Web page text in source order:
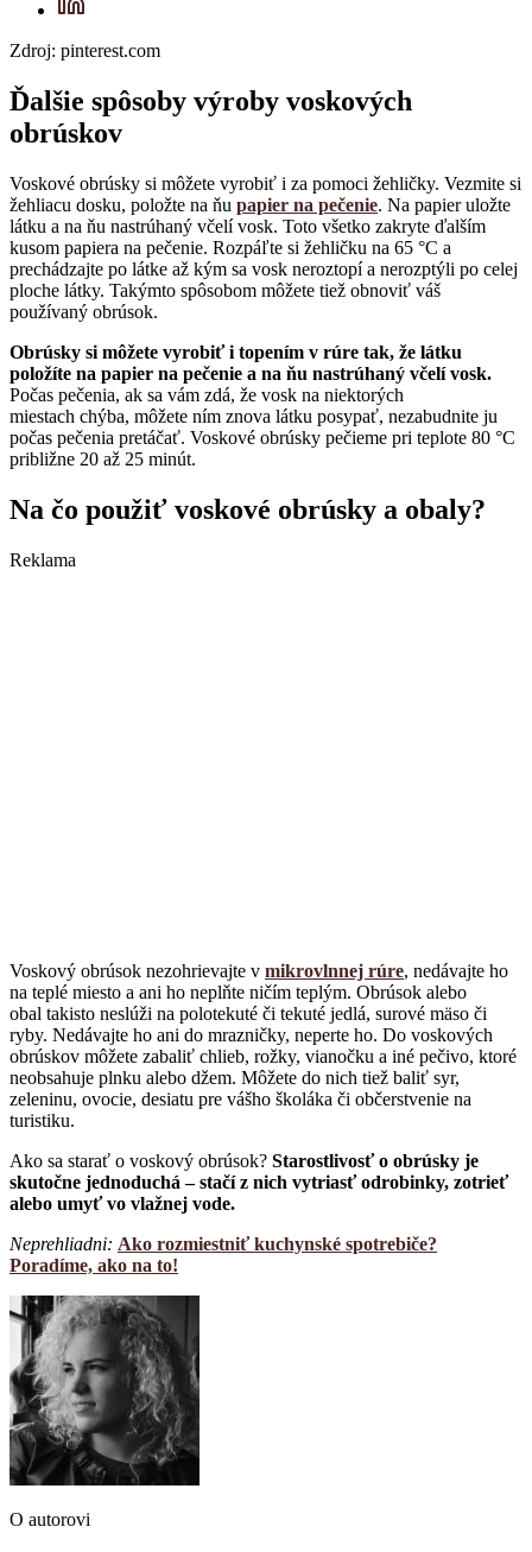
Zdroj: pinterest.com
Ďalšie spôsoby výroby voskových
obrúskov
Voskové obrúsky si môžete vyrobiť i za pomoci žehličky. Vezmite si
žehliacu dosku, položte na ňu papier na pečenie. Na papier uložte
látku a na ňu nastrúhaný včelí vosk. Toto všetko zakryte ďalším
kusom papiera na pečenie. Rozpáľte si žehličku na 65 °C a
prechádzajte po látke až kým sa vosk neroztopí a nerozptýli po celej
ploche látky. Takýmto spôsobom môžete tiež obnoviť váš
používaný obrúsok.
Obrúsky si môžete vyrobiť i topením v rúre tak, že látku
položíte na papier na pečenie a na ňu nastrúhaný včelí vosk.
Počas pečenia, ak sa vám zdá, že vosk na niektorých
miestach chýba, môžete ním znova látku posypať, nezabudnite ju
počas pečenia pretáčať. Voskové obrúsky pečieme pri teplote 80 °C
približne 20 až 25 minút.
Na čo použiť voskové obrúsky a obaly?
Reklama
Voskový obrúsok nezohrievajte v mikrovlnnej rúre, nedávajte ho
na teplé miesto a ani ho neplňte ničím teplým. Obrúsok alebo
obal takisto neslúži na polotekuté či tekuté jedlá, surové mäso či
ryby. Nedávajte ho ani do mrazničky, neperte ho. Do voskových
obrúskov môžete zabaliť chlieb, rožky, vianočku a iné pečivo, ktoré
neobsahuje plnku alebo džem. Môžete do nich tiež baliť syr,
zeleninu, ovocie, desiatu pre vášho školáka či občerstvenie na
turistiku.
Ako sa starať o voskový obrúsok? Starostlivosť o obrúsky je
skutočne jednoduchá – stačí z nich vytriasť odrobinky, zotrieť
alebo umyť vo vlažnej vode.
Neprehliadni: Ako rozmiestniť kuchynské spotrebiče?
Poradíme, ako na to!
O autorovi